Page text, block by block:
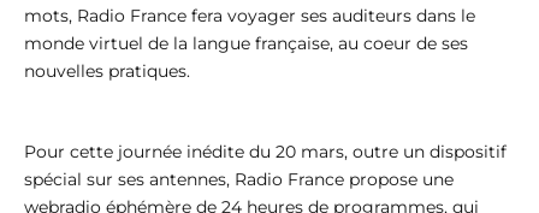
mots, Radio France fera voyager ses auditeurs dans le
monde virtuel de la langue française, au coeur de ses
nouvelles pratiques.
Pour cette journée inédite du 20 mars, outre un dispositif
spécial sur ses antennes, Radio France propose une
webradio éphémère de 24 heures de programmes, qui